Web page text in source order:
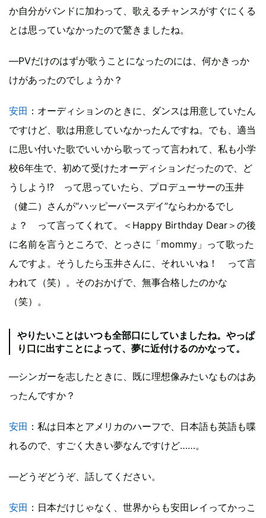
か自分がバンドに加わって、歌えるチャンスがすぐにくる
とは思っていなかったので驚きましたね。
―PVだけのはずが歌うことになったのには、何かきっか
けがあったのでしょうか？
安田 ：オーディションのときに、ダンスは用意していたん
ですけど、歌は用意していなかったんですね。でも、適当
に思い付いた歌でいいから歌ってって言われて、私も小学
校6年生で、初めて受けたオーディションだったので、ど
うしよう!? って思っていたら、プロデューサーの玉井
（健二）さんが“ハッピーバースデイ”ならわかるでし
ょ？ って言ってくれて。＜Happy Birthday Dear＞の後
に名前を言うところで、とっさに「mommy」って歌った
んですよ。そうしたら玉井さんに、それいいね！ って言
われて（笑）。そのおかげで、無事合格したのかな
（笑）。
やりたいことはいつも全部口にしていましたね。やっぱ
り口に出すことによって、夢に近付けるのかなって。
―シンガーを志したときに、既に理想像みたいなものはあ
ったんですか？
安田 ：私は日本とアメリカのハーフで、日本語も英語も喋
れるので、すごく大きい夢なんですけど……。
―どうぞどうぞ、話してください。
安田 ：日本だけじゃなく、世界からも安田レイってかっこ